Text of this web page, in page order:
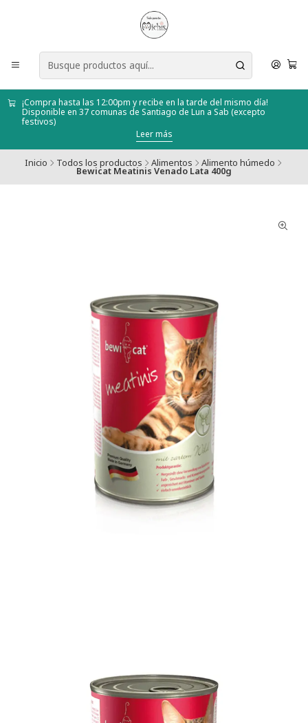
¡Compra hasta las 12:00pm y recibe en la tarde del mismo día!
Disponible en 37 comunas de Santiago de Lun a Sab (excepto
festivos)
Leer más
Inicio Todos los productos Alimentos Alimento húmedo
Bewicat Meatinis Venado Lata 400g